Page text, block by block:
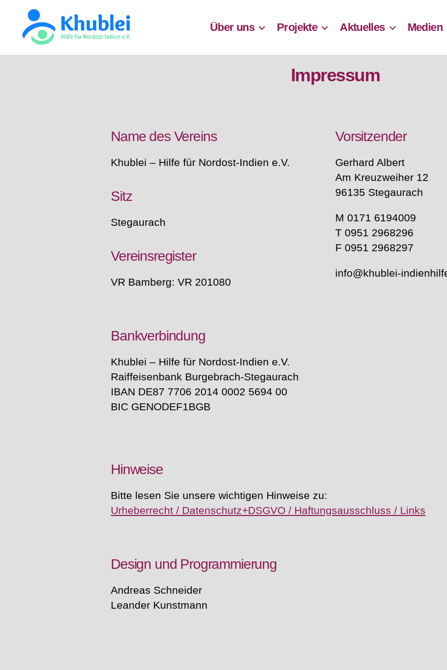
Khublei
Über uns Projekte Aktuelles Medien
Impressum
Name des Vereins
Khublei – Hilfe für Nordost-Indien e.V.
Sitz
Stegaurach
Vereinsregister
VR Bamberg: VR 201080
Vorsitzender
Gerhard Albert
Am Kreuzweiher 12
96135 Stegaurach
M 0171 6194009
T 0951 2968296
F 0951 2968297
info@khublei-
Bankverbindung
Khublei – Hilfe für Nordost-Indien e.V.
Raiffeisenbank Burgebrach-Stegaurach
IBAN DE87 7706 2014 0002 5694 00
BIC GENODEF1BGB
Hinweise
Bitte lesen Sie unsere wichtigen Hinweise zu:
Urheberrecht / Datenschutz+DSGVO / Haftungsausschluss / Links
Design und Programmierung
Andreas Schneider
Leander Kunstmann